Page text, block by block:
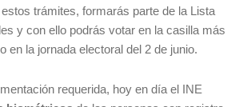
trámites, formarás parte de la Lista
y con ello podrás votar en la casilla más
en la jornada electoral del 2 de junio.
requerida, hoy en día el INE